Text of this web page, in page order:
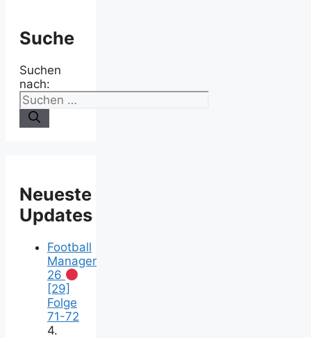
Suche
Suchen
nach:
Neueste
Updates
Football
Manager
26
[29]
Folge
71-72
4.